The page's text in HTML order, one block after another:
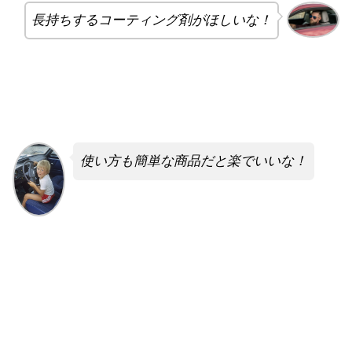
長持ちするコーティング剤がほしいな！
使い方も簡単な商品だと楽でいいな！